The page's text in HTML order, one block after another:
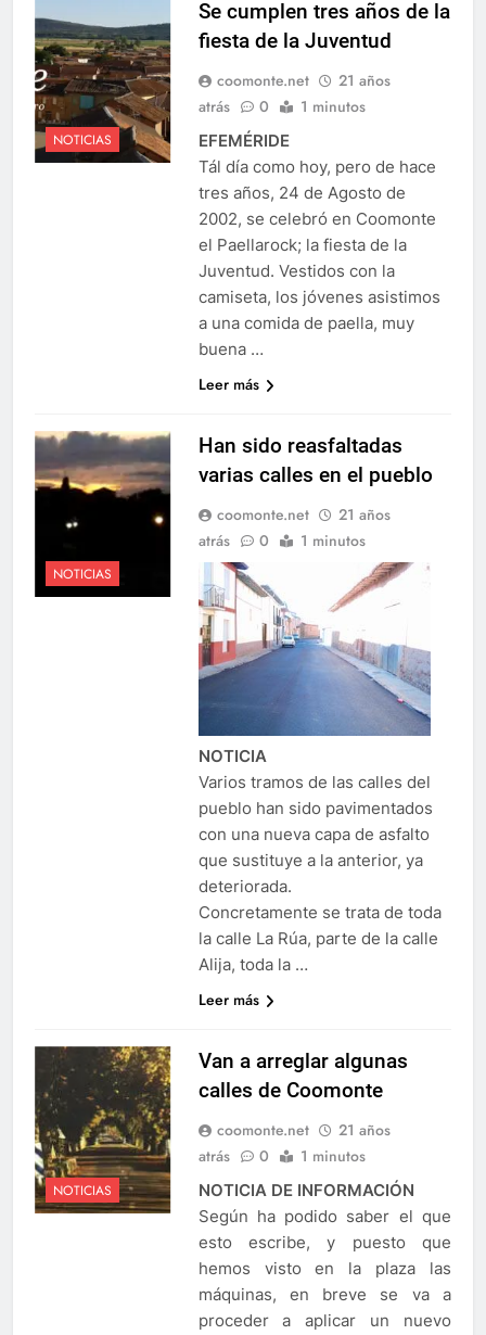
NOTICIAS
Se cumplen tres años de la
fiesta de la Juventud
coomonte.net
21 años
atrás
0 1 minutos
EFEMÉRIDE
Tál día como hoy, pero de hace
tres años, 24 de Agosto de
2002, se celebró en Coomonte
el Paellarock; la fiesta de la
Juventud. Vestidos con la
camiseta, los jóvenes asistimos
a una comida de paella, muy
buena …
Leer más
NOTICIAS
Han sido reasfaltadas
varias calles en el pueblo
coomonte.net
21 años
atrás
0 1 minutos
NOTICIA
Varios tramos de las calles del
pueblo han sido pavimentados
con una nueva capa de asfalto
que sustituye a la anterior, ya
deteriorada.
Concretamente se trata de toda
la calle La Rúa, parte de la calle
Alija, toda la …
Leer más
NOTICIAS
Van a arreglar algunas
calles de Coomonte
coomonte.net
21 años
atrás
0 1 minutos
NOTICIA DE INFORMACIÓN
Según ha podido saber el que
esto escribe, y puesto que
hemos visto en la plaza las
máquinas, en breve se va a
proceder a aplicar un nuevo